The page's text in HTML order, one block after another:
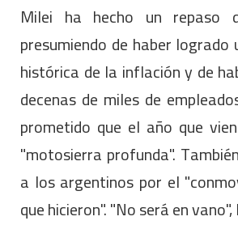
Milei ha hecho un repaso
presumiendo de haber logrado
histórica de la inflación y de
decenas de miles de
prometido que el año que
"motosierra profunda".
a los argentinos por el
que hicieron". "No será en